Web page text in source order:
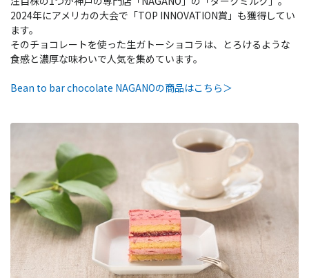
2024年にアメリカの大会で「TOP INNOVATION賞」も獲得してい
ます。
そのチョコレートを使った生ガトーショコラは、とろけるような
食感と濃厚な味わいで人気を集めています。
Bean to bar chocolate NAGANOの商品はこちら＞